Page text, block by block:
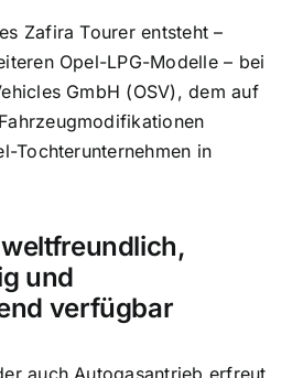
Zafira Tourer entsteht –
Opel-LPG-Modelle – bei
GmbH (OSV), dem auf
Tochterunternehmen in
und
verfügbar
auch Autogasantrieb erfreut